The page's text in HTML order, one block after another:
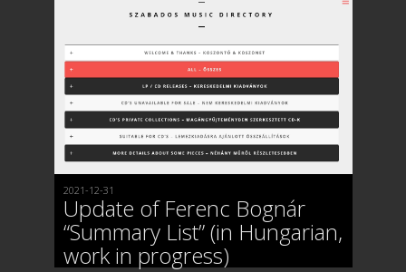
2021-12-31
Update of Ferenc Bognár
“Summary List” (in Hungarian,
work in progress)